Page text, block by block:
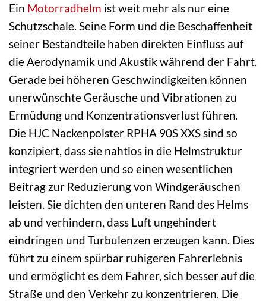
Ein Motorradhelm ist weit mehr als nur eine
Schutzschale. Seine Form und die Beschaffenheit
seiner Bestandteile haben direkten Einfluss auf
die Aerodynamik und Akustik während der Fahrt.
Gerade bei höheren Geschwindigkeiten können
unerwünschte Geräusche und Vibrationen zu
Ermüdung und Konzentrationsverlust führen.
Die HJC Nackenpolster RPHA 90S XXS sind so
konzipiert, dass sie nahtlos in die Helmstruktur
integriert werden und so einen wesentlichen
Beitrag zur Reduzierung von Windgeräuschen
leisten. Sie dichten den unteren Rand des Helms
ab und verhindern, dass Luft ungehindert
eindringen und Turbulenzen erzeugen kann. Dies
führt zu einem spürbar ruhigeren Fahrerlebnis
und ermöglicht es dem Fahrer, sich besser auf die
Straße und den Verkehr zu konzentrieren. Die